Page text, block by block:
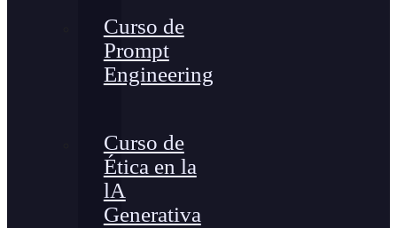
Curso de
Prompt
Engineering
Curso de
Ética en la
lA
Generativa